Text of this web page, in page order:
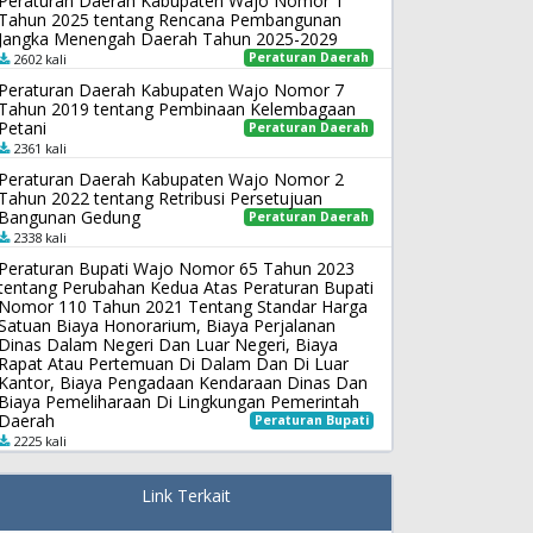
2025 tentang Rencana Pembangunan
Menengah Daerah Tahun 2025-2029
Peraturan Daerah
2602 kali
Daerah Kabupaten Wajo Nomor 7
2019 tentang Pembinaan Kelembagaan
Peraturan Daerah
2361 kali
Daerah Kabupaten Wajo Nomor 2
2022 tentang Retribusi Persetujuan
Gedung
Peraturan Daerah
2338 kali
Bupati Wajo Nomor 65 Tahun 2023
Perubahan Kedua Atas Peraturan Bupati
110 Tahun 2021 Tentang Standar Harga
Biaya Honorarium, Biaya Perjalanan
Dalam Negeri Dan Luar Negeri, Biaya
Atau Pertemuan Di Dalam Dan Di Luar
Biaya Pengadaan Kendaraan Dinas Dan
Pemeliharaan Di Lingkungan Pemerintah
Peraturan Bupati
2225 kali
Link Terkait